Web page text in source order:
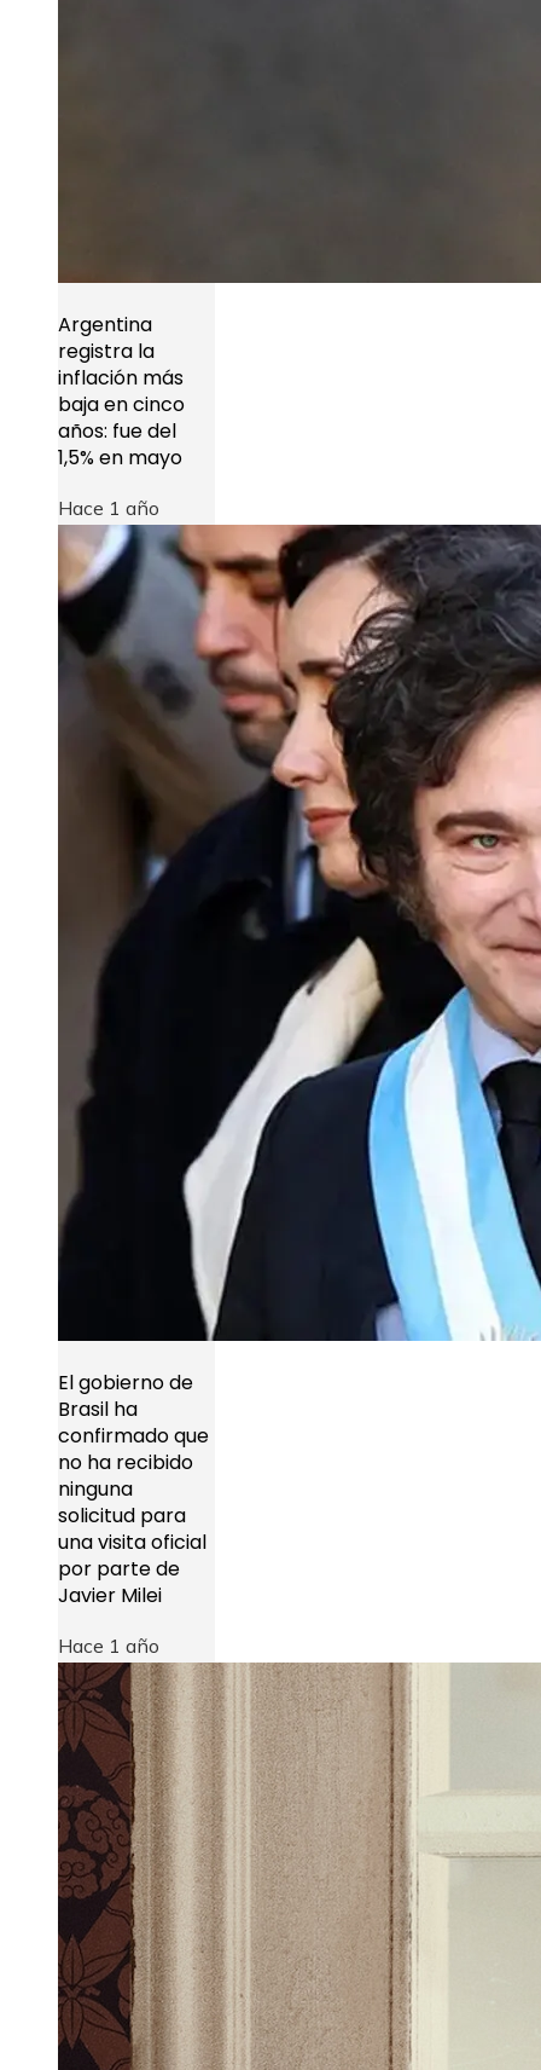
Argentina
registra la
inflación más
baja en cinco
años: fue del
1,5% en mayo
Hace 1 año
El gobierno de
Brasil ha
confirmado que
no ha recibido
ninguna
solicitud para
una visita oficial
por parte de
Javier Milei
Hace 1 año